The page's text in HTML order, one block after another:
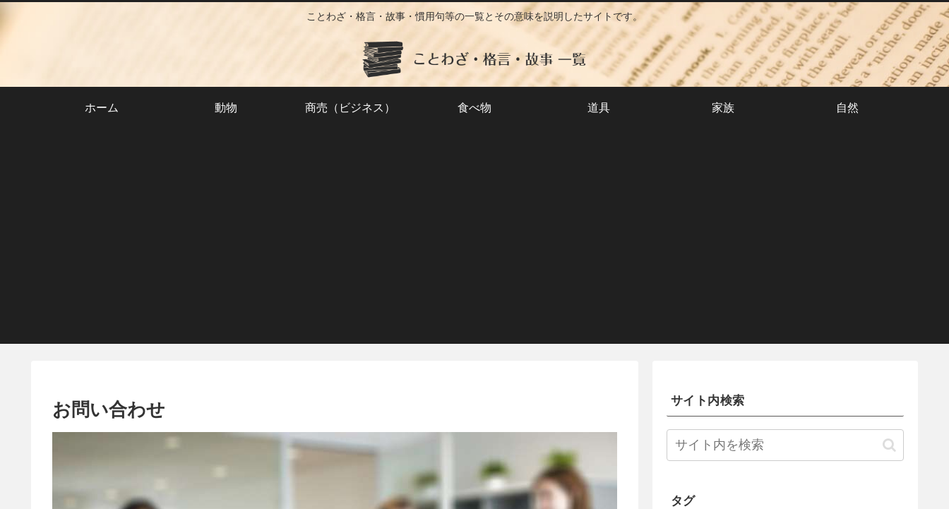
ことわざ・格言・故事・慣用句等の一覧とその意味を説明したサイトです。
ホーム 動物 商売（ビジネス） 食べ物 道具 家族 自然
お問い合わせ サイト内検索
タグ